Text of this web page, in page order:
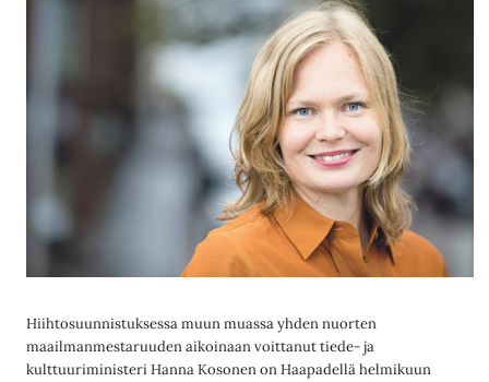
Hiihtosuunnistuksessa muun muassa yhden nuorten
maailmanmestaruuden aikoinaan voittanut tiede- ja
kulttuuriministeri Hanna Kosonen on Haapadellä helmikuun